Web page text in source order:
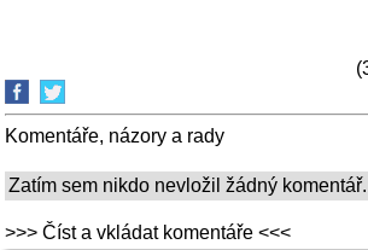
Komentáře, názory a rady
Zatím sem nikdo nevložil žádný
>>> Číst a vkládat komentáře <<<